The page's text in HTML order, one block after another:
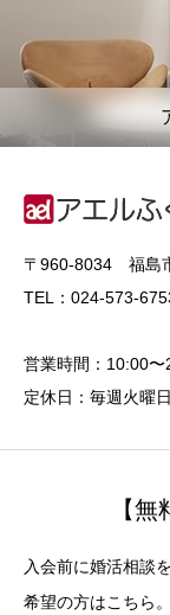
〒960-8034 福島
TEL：024-573-
営業時間：10:00
定休日：毎週火曜
【
入会前に婚活相談
希望の方はこちら